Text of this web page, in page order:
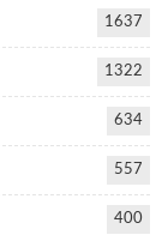
1637
1322
634
557
400